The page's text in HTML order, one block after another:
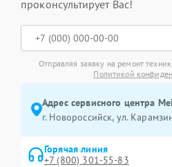
проконсультирует Вас!
Отправляя заявку на ремонт
Политикой
Адрес сервисного центра
г. Новороссийск, ул.
Горячая линия
+7 (800) 301-55-83